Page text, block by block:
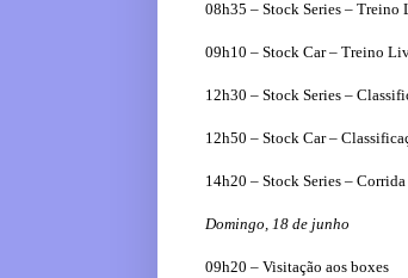
08h35 – Stock Series –
09h10 – Stock Car – Treino
12h30 – Stock Series –
12h50 – Stock Car –
14h20 – Stock Series –
Domingo, 18 de junho
09h20 – Visitação aos boxes